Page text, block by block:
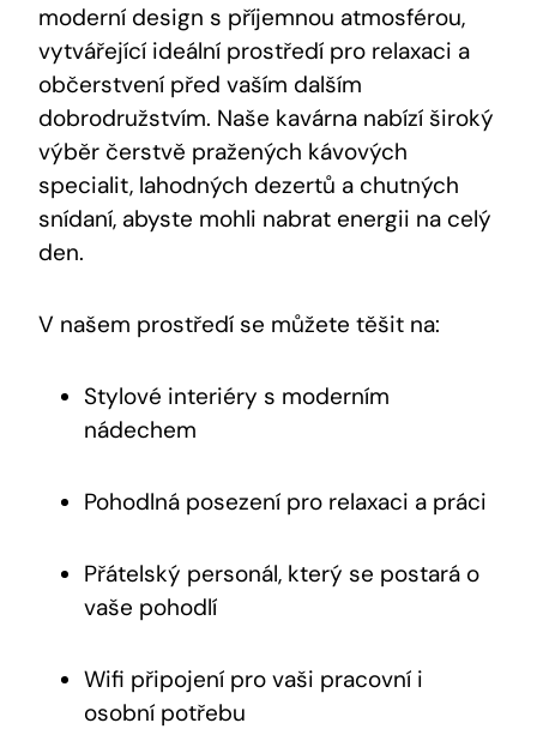
moderní design s příjemnou atmosférou,
vytvářející ideální prostředí pro relaxaci a
občerstvení před vaším dalším
dobrodružstvím. Naše kavárna nabízí široký
výběr čerstvě pražených kávových
specialit, lahodných dezertů a chutných
snídaní, abyste mohli nabrat energii na celý
den.
V našem prostředí se můžete těšit na:
Stylové interiéry s moderním
nádechem
Pohodlná posezení pro relaxaci a práci
Přátelský personál, který se postará o
vaše pohodlí
Wifi připojení pro vaši pracovní i
osobní potřebu